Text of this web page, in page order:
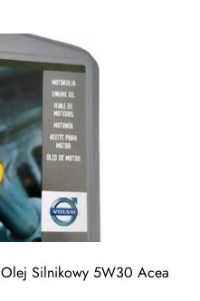
Silnikowy 5W30 Acea